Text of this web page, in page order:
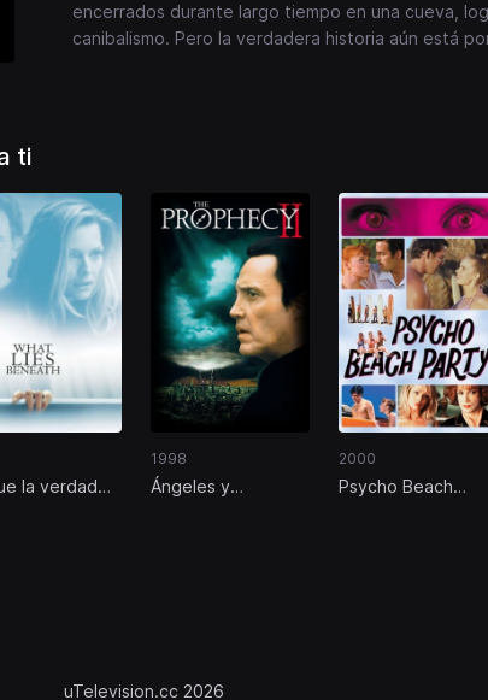
encerrados durante largo tiempo en una cueva,
canibalismo. Pero la verdadera historia aún está
ti
la verdad
1998
Ángeles y
2000
Psycho Beach
uTelevision.cc 2026